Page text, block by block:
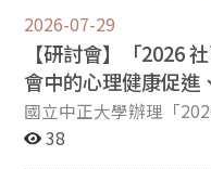
Psychological
2026-07-29
【研討會】「2026
會中的心理健康促進
國立中正大學辦理「
會中的心理健康促進、社區
38